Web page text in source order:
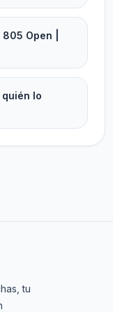
Open |
lo
tu